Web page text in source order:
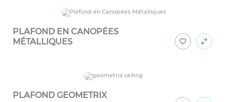
PLAFOND EN CANOPÉES
MÉTALLIQUES
PLAFOND GEOMETRIX